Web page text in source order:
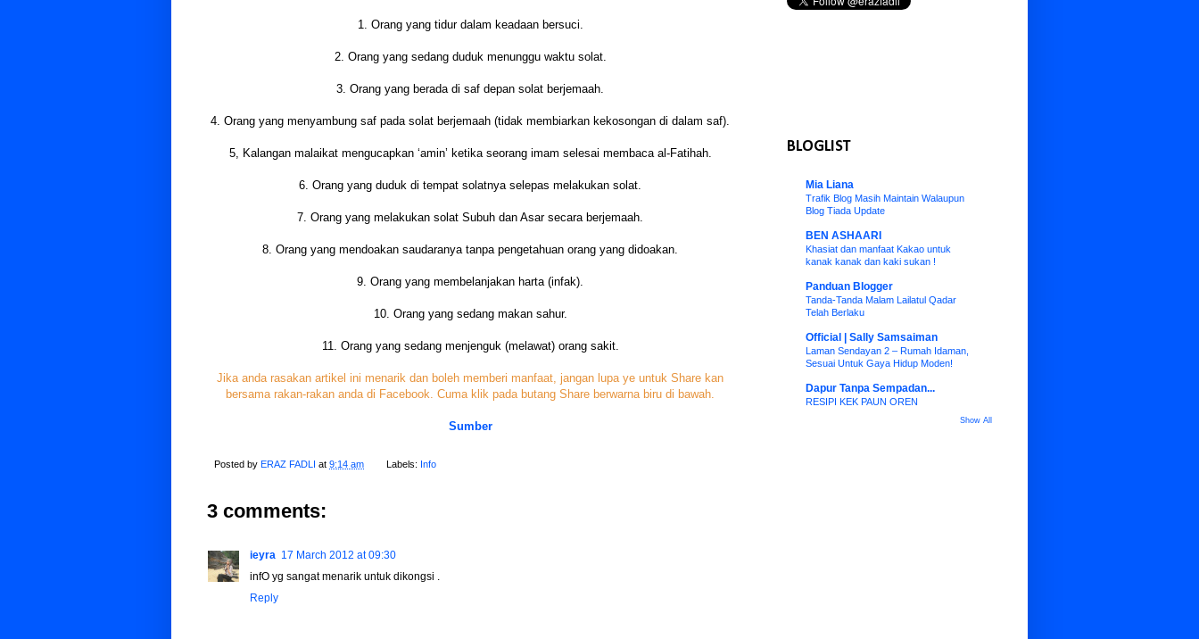
1. Orang yang tidur dalam keadaan bersuci.
2. Orang yang sedang duduk menunggu waktu solat.
3. Orang yang berada di saf depan solat berjemaah.
4. Orang yang menyambung saf pada solat berjemaah (tidak membiarkan kekosongan di dalam saf).
5, Kalangan malaikat mengucapkan ‘amin’ ketika seorang imam selesai membaca al-Fatihah.
6. Orang yang duduk di tempat solatnya selepas melakukan solat.
7. Orang yang melakukan solat Subuh dan Asar secara berjemaah.
8. Orang yang mendoakan saudaranya tanpa pengetahuan orang yang didoakan.
9. Orang yang membelanjakan harta (infak).
10. Orang yang sedang makan sahur.
11. Orang yang sedang menjenguk (melawat) orang sakit.
Jika anda rasakan artikel ini menarik dan boleh memberi manfaat, jangan lupa ye untuk Share kan
bersama rakan-rakan anda di Facebook. Cuma klik pada butang Share berwarna biru di bawah.
Sumber
Posted by ERAZ FADLI at 9:14 am Labels: Info
3 comments:
ieyra 17 March 2012 at 09:30
infO yg sangat menarik untuk dikongsi .
Reply
BLOGLIST
Mia Liana
Trafik Blog Masih Maintain Walaupun
Blog Tiada Update
BEN ASHAARI
Khasiat dan manfaat Kakao untuk
kanak kanak dan kaki sukan !
Panduan Blogger
Tanda-Tanda Malam Lailatul Qadar
Telah Berlaku
Official | Sally Samsaiman
Laman Sendayan 2 – Rumah Idaman,
Sesuai Untuk Gaya Hidup Moden!
Dapur Tanpa Sempadan...
RESIPI KEK PAUN OREN
Show All